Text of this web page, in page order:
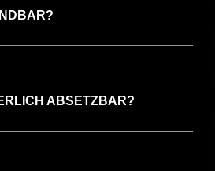
ABSETZBAR?